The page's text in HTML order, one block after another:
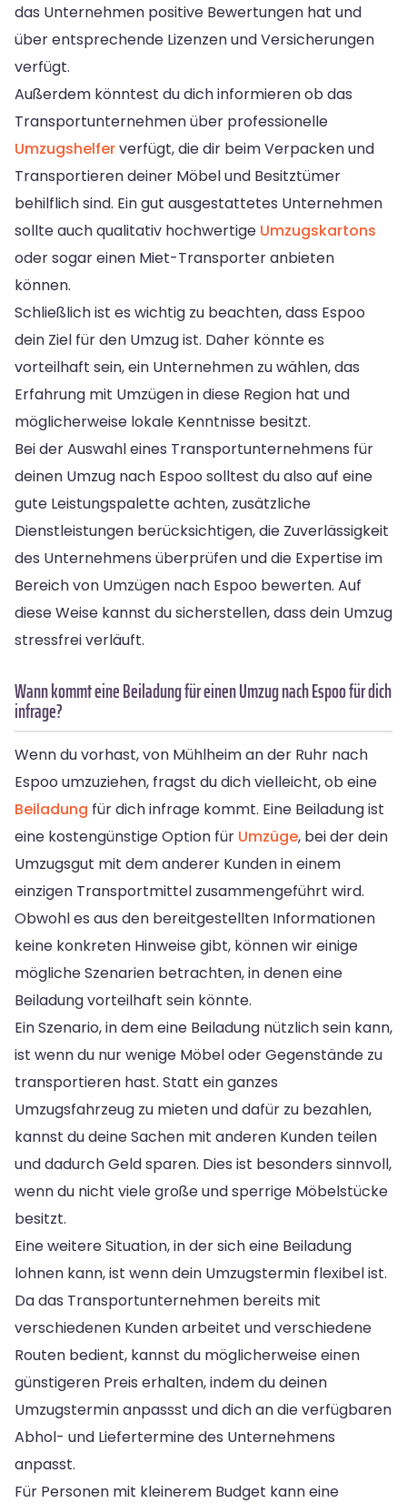
das Unternehmen positive Bewertungen hat und
über entsprechende Lizenzen und Versicherungen
verfügt.
Außerdem könntest du dich informieren ob das
Transportunternehmen über professionelle
Umzugshelferverfügt, die dir beim Verpacken und
Transportieren deiner Möbel und Besitztümer
behilflich sind. Ein gut ausgestattetes Unternehmen
sollte auch qualitativ hochwertige Umzugskartons
oder sogar einen Miet-Transporter anbieten
können.
Schließlich ist es wichtig zu beachten, dass Espoo
dein Ziel für den Umzug ist. Daher könnte es
vorteilhaft sein, ein Unternehmen zu wählen, das
Erfahrung mit Umzügen in diese Region hat und
möglicherweise lokale Kenntnisse besitzt.
Bei der Auswahl eines Transportunternehmens für
deinen Umzug nach Espoo solltest du also auf eine
gute Leistungspalette achten, zusätzliche
Dienstleistungen berücksichtigen, die Zuverlässigkeit
des Unternehmens überprüfen und die Expertise im
Bereich von Umzügen nach Espoo bewerten. Auf
diese Weise kannst du sicherstellen, dass dein Umzug
stressfrei verläuft.
Wann kommt eine Beiladung für einen Umzug nach Espoo für dich
infrage?
Wenn du vorhast, von Mühlheim an der Ruhr nach
Espoo umzuziehen, fragst du dich vielleicht, ob eine
Beiladung für dich infrage kommt. Eine Beiladung ist
eine kostengünstige Option für Umzüge, bei der dein
Umzugsgut mit dem anderer Kunden in einem
einzigen Transportmittel zusammengeführt wird.
Obwohl es aus den bereitgestellten Informationen
keine konkreten Hinweise gibt, können wir einige
mögliche Szenarien betrachten, in denen eine
Beiladung vorteilhaft sein könnte.
Ein Szenario, in dem eine Beiladung nützlich sein kann,
ist wenn du nur wenige Möbel oder Gegenstände zu
transportieren hast. Statt ein ganzes
Umzugsfahrzeug zu mieten und dafür zu bezahlen,
kannst du deine Sachen mit anderen Kunden teilen
und dadurch Geld sparen. Dies ist besonders sinnvoll,
wenn du nicht viele große und sperrige Möbelstücke
besitzt.
Eine weitere Situation, in der sich eine Beiladung
lohnen kann, ist wenn dein Umzugstermin flexibel ist.
Da das Transportunternehmen bereits mit
verschiedenen Kunden arbeitet und verschiedene
Routen bedient, kannst du möglicherweise einen
günstigeren Preis erhalten, indem du deinen
Umzugstermin anpassst und dich an die verfügbaren
Abhol- und Liefertermine des Unternehmens
anpasst.
Für Personen mit kleinerem Budget kann eine